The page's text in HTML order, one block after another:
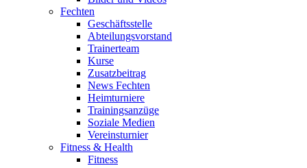
Fechten
Geschäftsstelle
Abteilungsvorstand
Trainerteam
Kurse
Zusatzbeitrag
News Fechten
Heimturniere
Trainingsanzüge
Soziale Medien
Vereinsturnier
Fitness & Health
Fitness